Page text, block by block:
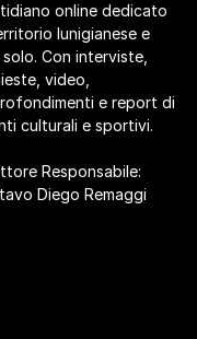
online dedicato
lunigianese e
Con interviste,
video,
e report di
culturali e sportivi.
Responsabile:
Diego Remaggi